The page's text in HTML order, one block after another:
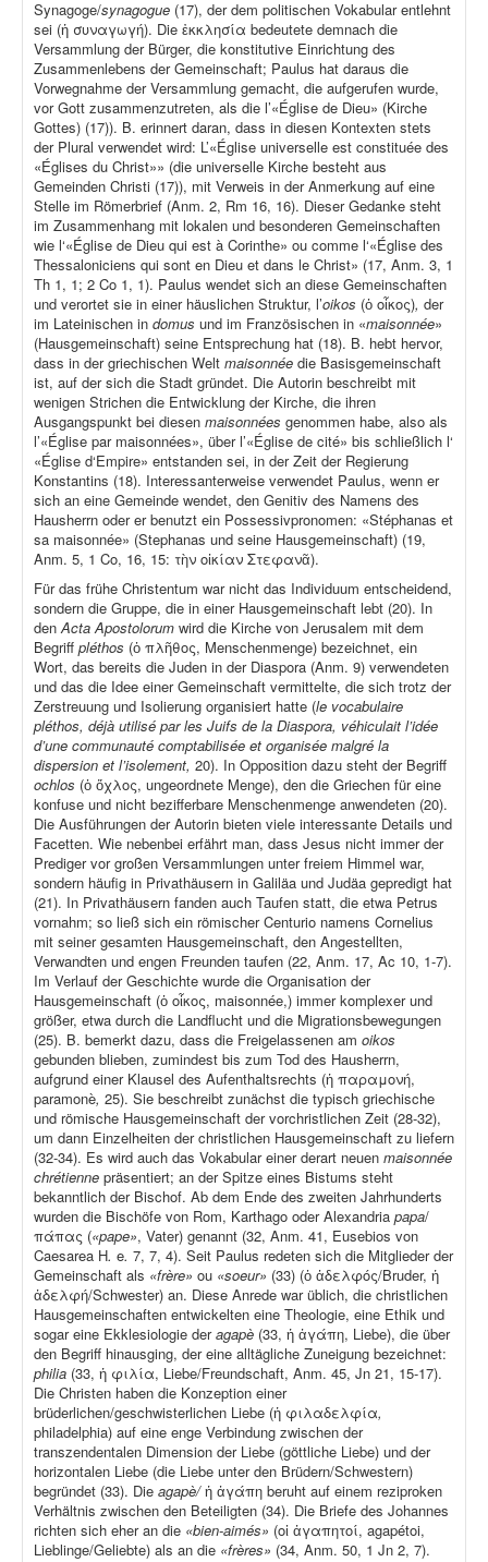
Synagoge/synagogue (17), der dem politischen Vokabular entlehnt
sei (ἡ συναγωγή). Die ἐκκλησία bedeutete demnach die
Versammlung der Bürger, die konstitutive Einrichtung des
Zusammenlebens der Gemeinschaft; Paulus hat daraus die
Vorwegnahme der Versammlung gemacht, die aufgerufen wurde,
vor Gott zusammenzutreten, als die l’«Église de Dieu» (Kirche
Gottes) (17)). B. erinnert daran, dass in diesen Kontexten stets
der Plural verwendet wird: L’«Église universelle est constituée des
«Églises du Christ»» (die universelle Kirche besteht aus
Gemeinden Christi (17)), mit Verweis in der Anmerkung auf eine
Stelle im Römerbrief (Anm. 2, Rm 16, 16). Dieser Gedanke steht
im Zusammenhang mit lokalen und besonderen Gemeinschaften
wie l‘«Église de Dieu qui est à Corinthe» ou comme l‘«Église des
Thessaloniciens qui sont en Dieu et dans le Christ» (17, Anm. 3, 1
Th 1, 1; 2 Co 1, 1). Paulus wendet sich an diese Gemeinschaften
und verortet sie in einer häuslichen Struktur, l’oikos (ὁ οἶκος), der
im Lateinischen in domus und im Französischen in «maisonnée»
(Hausgemeinschaft) seine Entsprechung hat (18). B. hebt hervor,
dass in der griechischen Welt maisonnée die Basisgemeinschaft
ist, auf der sich die Stadt gründet. Die Autorin beschreibt mit
wenigen Strichen die Entwicklung der Kirche, die ihren
Ausgangspunkt bei diesen maisonnées genommen habe, also als
l’«Église par maisonnées», über l’«Église de cité» bis schließlich l‘
«Église d‘Empire» entstanden sei, in der Zeit der Regierung
Konstantins (18). Interessanterweise verwendet Paulus, wenn er
sich an eine Gemeinde wendet, den Genitiv des Namens des
Hausherrn oder er benutzt ein Possessivpronomen: «Stéphanas et
sa maisonnée» (Stephanas und seine Hausgemeinschaft) (19,
Anm. 5, 1 Co, 16, 15: τὴν οἰκίαν Στεφανᾶ).
Für das frühe Christentum war nicht das Individuum entscheidend,
sondern die Gruppe, die in einer Hausgemeinschaft lebt (20). In
denActa Apostolorum wird die Kirche von Jerusalem mit dem
Begriff pléthos (ὁ πλῆθος, Menschenmenge) bezeichnet, ein
Wort, das bereits die Juden in der Diaspora (Anm. 9) verwendeten
und das die Idee einer Gemeinschaft vermittelte, die sich trotz der
Zerstreuung und Isolierung organisiert hatte (le vocabulaire
pléthos, déjà utilisé par les Juifs de la Diaspora, véhiculait l’idée
d’une communauté comptabilisée et organisée malgré la
dispersion et l’isolement, 20). In Opposition dazu steht der Begriff
ochlos (ὁ ὄχλος, ungeordnete Menge), den die Griechen für eine
konfuse und nicht bezifferbare Menschenmenge anwendeten (20).
Die Ausführungen der Autorin bieten viele interessante Details und
Facetten. Wie nebenbei erfährt man, dass Jesus nicht immer der
Prediger vor großen Versammlungen unter freiem Himmel war,
sondern häufig in Privathäusern in Galiläa und Judäa gepredigt hat
(21). In Privathäusern fanden auch Taufen statt, die etwa Petrus
vornahm; so ließ sich ein römischer Centurio namens Cornelius
mit seiner gesamten Hausgemeinschaft, den Angestellten,
Verwandten und engen Freunden taufen (22, Anm. 17, Ac 10, 1-7).
Im Verlauf der Geschichte wurde die Organisation der
Hausgemeinschaft (ὁ οἶκος, maisonnée,) immer komplexer und
größer, etwa durch die Landflucht und die Migrationsbewegungen
(25). B. bemerkt dazu, dass die Freigelassenen am oikos
gebunden blieben, zumindest bis zum Tod des Hausherrn,
aufgrund einer Klausel des Aufenthaltsrechts (ἡ παραμονή,
paramonè, 25). Sie beschreibt zunächst die typisch griechische
und römische Hausgemeinschaft der vorchristlichen Zeit (28-32),
um dann Einzelheiten der christlichen Hausgemeinschaft zu liefern
(32-34). Es wird auch das Vokabular einer derart neuen maisonnée
chrétienne präsentiert; an der Spitze eines Bistums steht
bekanntlich der Bischof. Ab dem Ende des zweiten Jahrhunderts
wurden die Bischöfe von Rom, Karthago oder Alexandria papa/
πάπας («pape», Vater) genannt (32, Anm. 41, Eusebios von
Caesarea H. e. 7, 7, 4). Seit Paulus redeten sich die Mitglieder der
Gemeinschaft als «frère» ou «soeur» (33) (ὁ ἀδελφός/Bruder, ἡ
ἀδελφή/Schwester) an. Diese Anrede war üblich, die christlichen
Hausgemeinschaften entwickelten eine Theologie, eine Ethik und
sogar eine Ekklesiologie deragapè (33, ἡ ἀγάπη, Liebe), die über
den Begriff hinausging, der eine alltägliche Zuneigung bezeichnet:
philia (33, ἡ φιλία, Liebe/Freundschaft, Anm. 45, Jn 21, 15-17).
Die Christen haben die Konzeption einer
brüderlichen/geschwisterlichen Liebe (ἡ φιλαδελφία,
philadelphia) auf eine enge Verbindung zwischen der
transzendentalen Dimension der Liebe (göttliche Liebe) und der
horizontalen Liebe (die Liebe unter den Brüdern/Schwestern)
begründet (33). Die agapè/ἡ ἀγάπη beruht auf einem reziproken
Verhältnis zwischen den Beteiligten (34). Die Briefe des Johannes
richten sich eher an die «bien-aimés» (οἱ ἀγαπητοί, agapétoi,
Lieblinge/Geliebte) als an die «frères» (34, Anm. 50, 1 Jn 2, 7).